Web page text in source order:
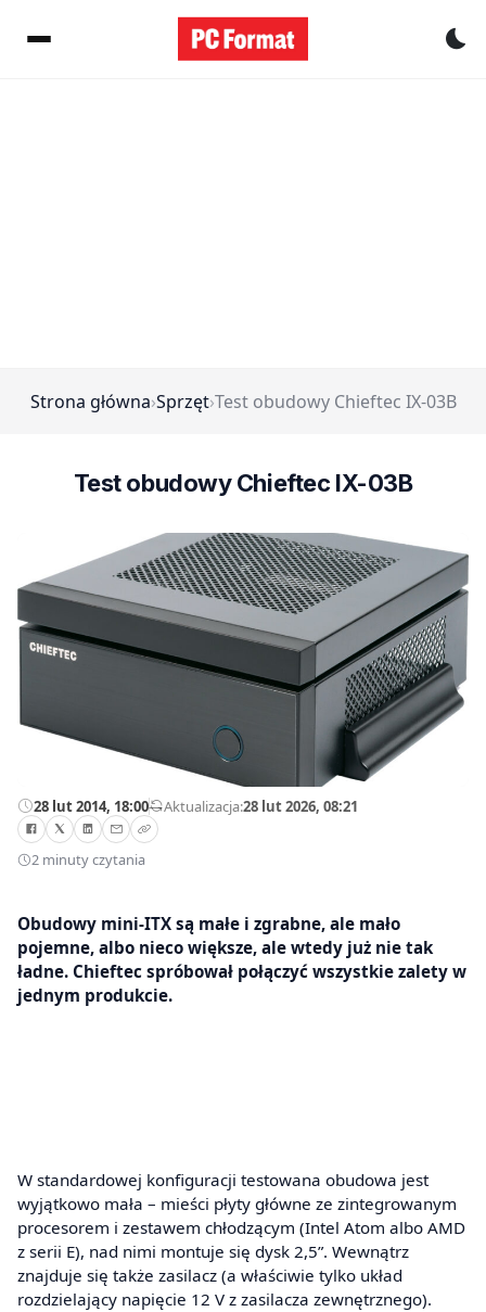
Strona główna›Sprzęt›Test obudowy Chieftec IX-03B
Test obudowy Chieftec IX-03B
28 lut 2014, 18:00—Aktualizacja:28 lut 2026, 08:21
2 minuty czytania
Obudowy mini-ITX są małe i zgrabne, ale mało
pojemne, albo nieco większe, ale wtedy już nie tak
ładne. Chieftec spróbował połączyć wszystkie zalety w
jednym produkcie.
W standardowej konfiguracji testowana obudowa jest
wyjątkowo mała – mieści płyty główne ze zintegrowanym
procesorem i zestawem chłodzącym (Intel Atom albo AMD
z serii E), nad nimi montuje się dysk 2,5”. Wewnątrz
znajduje się także zasilacz (a właściwie tylko układ
rozdzielający napięcie 12 V z zasilacza zewnętrznego).